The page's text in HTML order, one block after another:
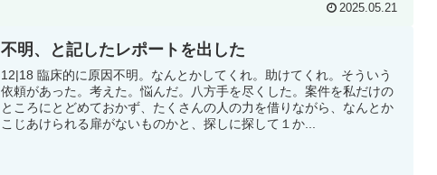
2025.05.21
不明、と記したレポートを出した
12|18 臨床的に原因不明。なんとかしてくれ。助けてくれ。そういう
依頼があった。考えた。悩んだ。八方手を尽くした。案件を私だけの
ところにとどめておかず、たくさんの人の力を借りながら、なんとか
こじあけられる扉がないものかと、探しに探して１か...